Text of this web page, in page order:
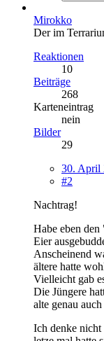
Mirokko
Der im
Reaktionen
10
Beiträge
268
Karteneintrag
nein
Bilder
29
30. April
#2
Nachtrag!
Habe eben
Eier
Anscheinend
ältere hatte
Vielleicht gab
Die Jüngere
alte genau
Ich denke